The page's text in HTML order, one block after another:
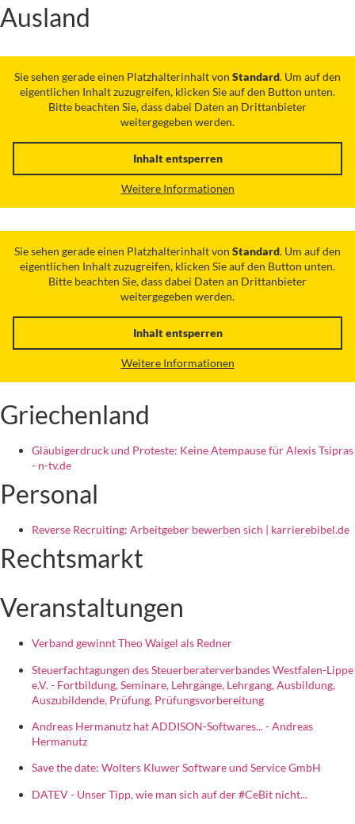
Ausland
Sie sehen gerade einen Platzhalterinhalt von Standard. Um auf den
eigentlichen Inhalt zuzugreifen, klicken Sie auf den Button unten.
Bitte beachten Sie, dass dabei Daten an Drittanbieter
weitergegeben werden.
Inhalt entsperren
Weitere Informationen
Sie sehen gerade einen Platzhalterinhalt von Standard. Um auf den
eigentlichen Inhalt zuzugreifen, klicken Sie auf den Button unten.
Bitte beachten Sie, dass dabei Daten an Drittanbieter
weitergegeben werden.
Inhalt entsperren
Weitere Informationen
Griechenland
Gläubigerdruck und Proteste: Keine Atempause für Alexis Tsipras
- n-tv.de
Personal
Reverse Recruiting: Arbeitgeber bewerben sich | karrierebibel.de
Rechtsmarkt
Veranstaltungen
Verband gewinnt Theo Waigel als Redner
Steuerfachtagungen des Steuerberaterverbandes Westfalen-Lippe
e.V. - Fortbildung, Seminare, Lehrgänge, Lehrgang, Ausbildung,
Auszubildende, Prüfung, Prüfungsvorbereitung
Andreas Hermanutz hat ADDISON-Softwares... - Andreas
Hermanutz
Save the date: Wolters Kluwer Software und Service GmbH
DATEV - Unser Tipp, wie man sich auf der #CeBit nicht...